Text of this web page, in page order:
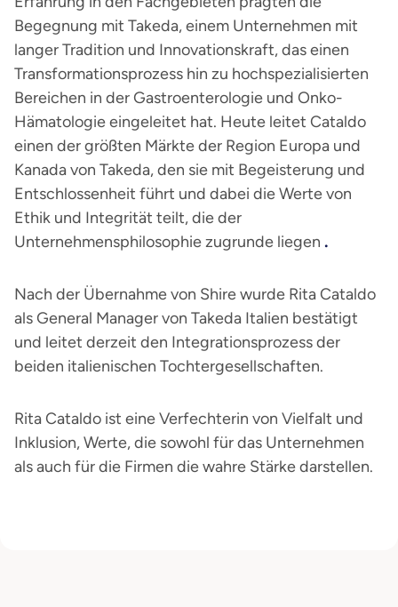
Begegnung mit Takeda, einem Unternehmen mit
langer Tradition und Innovationskraft, das einen
Transformationsprozess hin zu hochspezialisierten
Bereichen in der Gastroenterologie und Onko-
Hämatologie eingeleitet hat. Heute leitet Cataldo
einen der größten Märkte der Region Europa und
Kanada von Takeda, den sie mit Begeisterung und
Entschlossenheit führt und dabei die Werte von
Ethik und Integrität teilt, die der
Unternehmensphilosophie zugrunde liegen .
Nach der Übernahme von Shire wurde Rita Cataldo
als General Manager von Takeda Italien bestätigt
und leitet derzeit den Integrationsprozess der
beiden italienischen Tochtergesellschaften.
Rita Cataldo ist eine Verfechterin von Vielfalt und
Inklusion, Werte, die sowohl für das Unternehmen
als auch für die Firmen die wahre Stärke darstellen.